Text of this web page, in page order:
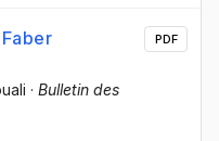
· Bulletin des
PDF